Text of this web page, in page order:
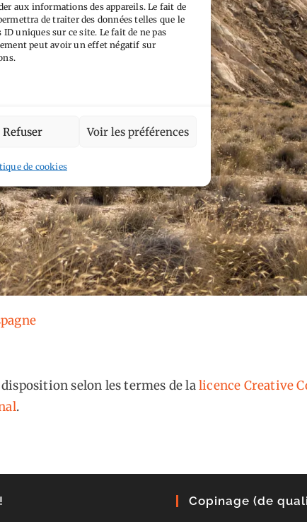
aux informations des appareils. Le fait de
de traiter des données telles que le
uniques sur ce site. Le fait de ne pas
peut avoir un effet négatif sur
Refuser Voir les préférences
de cookies
selon les termes de lalicence Creative
.
Copinage (de